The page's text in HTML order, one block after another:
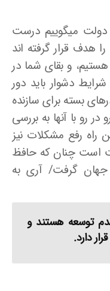
دولت می­گوییم درست
هدف قرار گرفته­ اند
و بقای شما در
دشوار باید دور
بسته برای سازنده
در رو با آنها به بررسی
راه رفع مشکلات نیز
است چنان که حافظ
گرفت/ آری به
توسعه هستند و
دارد.